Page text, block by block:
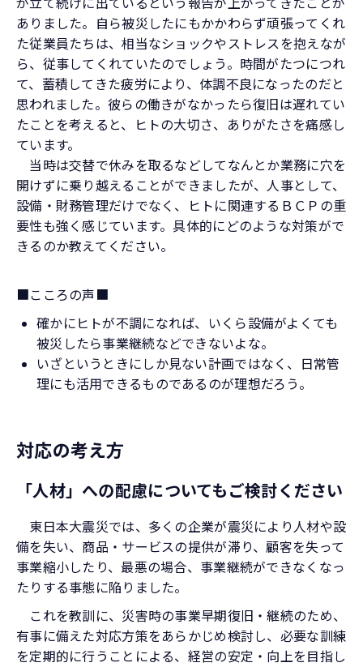
ありました。自ら被災したにもかかわらず頑張ってくれ
た従業員たちは、相当なショックやストレスを抱えなが
ら、従事してくれていたのでしょう。時間がたつにつれ
て、蓄積してきた疲労により、体調不良になったのだと
思われました。彼らの働きがなかったら復旧は遅れてい
たことを考えると、ヒトの大切さ、ありがたさを痛感し
ています。
当時は交替で休みを取るなどしてなんとか業務に穴を
開けずに乗り越えることができましたが、人事として、
設備・財務管理だけでなく、ヒトに関連するＢＣＰの重
要性も強く感じています。具体的にどのような対策がで
きるのか教えてください。
■こころの声■
確かにヒトが不調になれば、いくら設備がよくても
被災したら事業継続などできないよな。
いざというときにしか見ない計画ではなく、日常管
理にも活用できるものであるのが理想だろう。
対応の考え方
「人材」への配慮についてもご検討ください
東日本大震災では、多くの企業が震災により人材や設
備を失い、商品・サービスの提供が滞り、顧客を失って
事業縮小したり、最悪の場合、事業継続ができなくなっ
たりする事態に陥りました。
これを教訓に、災害時の事業早期復旧・継続のため、
有事に備えた対応方策をあらかじめ検討し、必要な訓練
を定期的に行うことによる、経営の安定・向上を目指し